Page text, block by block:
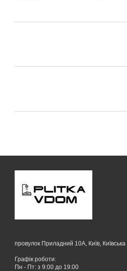
провулок Приладний 10А, Київ,
Графік роботи:
Пн - Пт: з 9:00 до 19:00